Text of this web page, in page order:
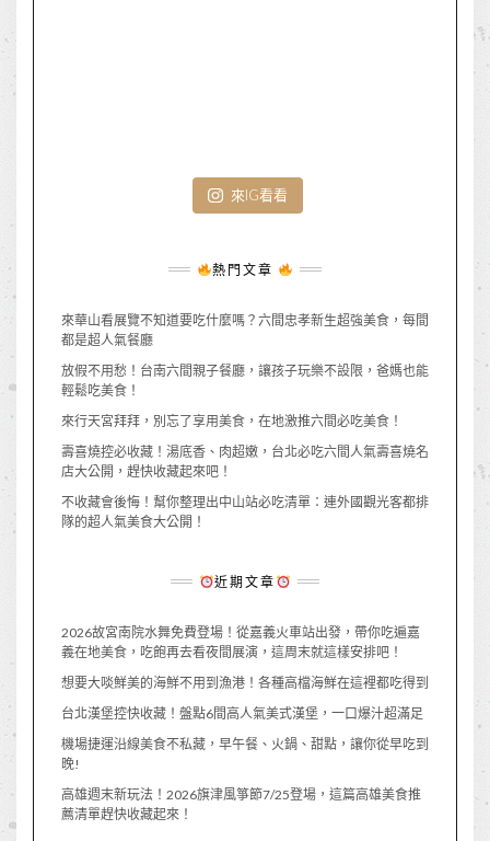
來IG看看
熱門文章
來華山看展覽不知道要吃什麼嗎？六間忠孝新生超強美食，每間
都是超人氣餐廳
放假不用愁！台南六間親子餐廳，讓孩子玩樂不設限，爸媽也能
輕鬆吃美食！
來行天宮拜拜，別忘了享用美食，在地激推六間必吃美食！
壽喜燒控必收藏！湯底香、肉超嫩，台北必吃六間人氣壽喜燒名
店大公開，趕快收藏起來吧！
不收藏會後悔！幫你整理出中山站必吃清單：連外國觀光客都排
隊的超人氣美食大公開！
近期文章
2026故宮南院水舞免費登場！從嘉義火車站出發，帶你吃遍嘉
義在地美食，吃飽再去看夜間展演，這周末就這樣安排吧！
想要大啖鮮美的海鮮不用到漁港！各種高檔海鮮在這裡都吃得到
台北漢堡控快收藏！盤點6間高人氣美式漢堡，一口爆汁超滿足
機場捷運沿線美食不私藏，早午餐、火鍋、甜點，讓你從早吃到
晚!
高雄週末新玩法！2026旗津風箏節7/25登場，這篇高雄美食推
薦清單趕快收藏起來！